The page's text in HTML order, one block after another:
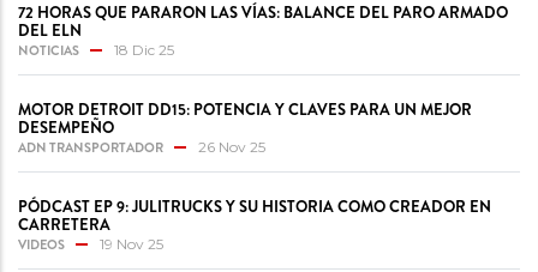
72 HORAS QUE PARARON LAS VÍAS: BALANCE DEL PARO ARMADO
DEL ELN
NOTICIAS 18 Dic 25
MOTOR DETROIT DD15: POTENCIA Y CLAVES PARA UN MEJOR
DESEMPEÑO
ADN TRANSPORTADOR 26 Nov 25
PÓDCAST EP 9: JULITRUCKS Y SU HISTORIA COMO CREADOR EN
CARRETERA
VIDEOS 19 Nov 25